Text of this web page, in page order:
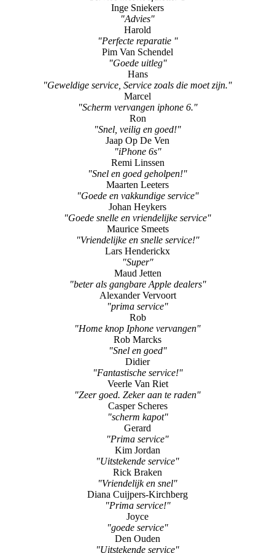
Inge Sniekers
"Advies"
Harold
"Perfecte reparatie "
Pim Van Schendel
"Goede uitleg"
Hans
"Geweldige service, Service zoals die moet zijn."
Marcel
"Scherm vervangen iphone 6."
Ron
"Snel, veilig en goed!"
Jaap Op De Ven
"iPhone 6s"
Remi Linssen
"Snel en goed geholpen!"
Maarten Leeters
"Goede en vakkundige service"
Johan Heykers
"Goede snelle en vriendelijke service"
Maurice Smeets
"Vriendelijke en snelle service!"
Lars Henderickx
"Super"
Maud Jetten
"beter als gangbare Apple dealers"
Alexander Vervoort
"prima service"
Rob
"Home knop Iphone vervangen"
Rob Marcks
"Snel en goed"
Didier
"Fantastische service!"
Veerle Van Riet
"Zeer goed. Zeker aan te raden"
Casper Scheres
"scherm kapot"
Gerard
"Prima service"
Kim Jordan
"Uitstekende service"
Rick Braken
"Vriendelijk en snel"
Diana Cuijpers-Kirchberg
"Prima service!"
Joyce
"goede service"
Den Ouden
"Uitstekende service"